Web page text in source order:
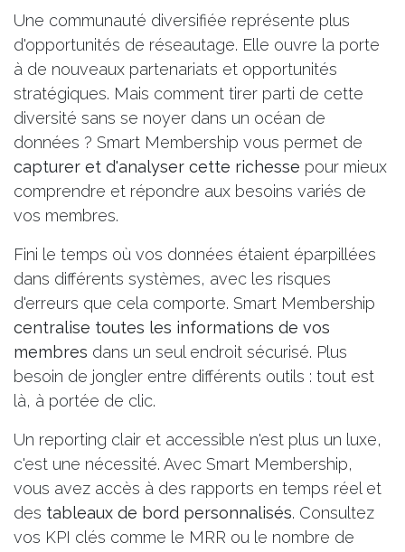
Une communauté diversifiée représente plus
d'opportunités de réseautage. Elle ouvre la porte
à de nouveaux partenariats et opportunités
stratégiques. Mais comment tirer parti de cette
diversité sans se noyer dans un océan de
données ? Smart Membership vous permet de
capturer et d'analyser cette richesse pour mieux
comprendre et répondre aux besoins variés de
vos membres.
Fini le temps où vos données étaient éparpillées
dans différents systèmes, avec les risques
d'erreurs que cela comporte. Smart Membership
centralise toutes les informations de vos
membres dans un seul endroit sécurisé. Plus
besoin de jongler entre différents outils : tout est
là, à portée de clic.
Un reporting clair et accessible n'est plus un luxe,
c'est une nécessité. Avec Smart Membership,
vous avez accès à des rapports en temps réel et
des tableaux de bord personnalisés. Consultez
vos KPI clés comme le MRR ou le nombre de